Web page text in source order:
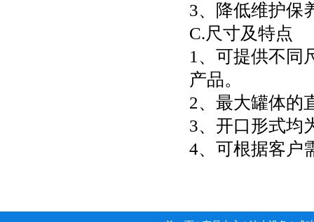
3、降低维护保
C.尺寸及特点
1、可提供不同
产品。
2、最大罐体的
3、开口形式均
4、可根据客户